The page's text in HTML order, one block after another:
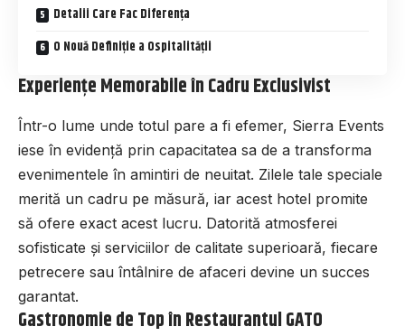
Detalii Care Fac Diferența
O Nouă Definiție a Ospitalității
Experiențe Memorabile în Cadru Exclusivist
Într-o lume unde totul pare a fi efemer, Sierra Events
iese în evidență prin capacitatea sa de a transforma
evenimentele în amintiri de neuitat. Zilele tale speciale
merită un cadru pe măsură, iar acest hotel promite
să ofere exact acest lucru. Datorită atmosferei
sofisticate și serviciilor de calitate superioară, fiecare
petrecere sau întâlnire de afaceri devine un succes
garantat.
Gastronomie de Top în Restaurantul GATO